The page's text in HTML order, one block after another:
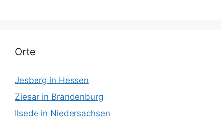
Orte
Jesberg in Hessen
Ziesar in Brandenburg
Ilsede in Niedersachsen